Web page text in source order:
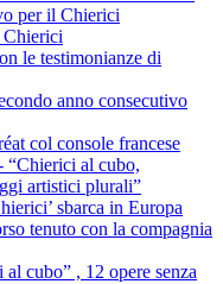
per il Chierici
le testimonianze di
anno consecutivo
col console francese
“Chierici al cubo,
artistici plurali”
sbarca in Europa
tenuto con la compagnia
cubo” , 12 opere senza